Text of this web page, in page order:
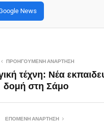
News
ΠΡΟΗΓΟΎΜΕΝΗ ΑΝΆΡΤΗΣΗ
τέχνη: Νέα
δομή στη Σάμο
ΕΠΌΜΕΝΗ ΑΝΆΡΤΗΣΗ